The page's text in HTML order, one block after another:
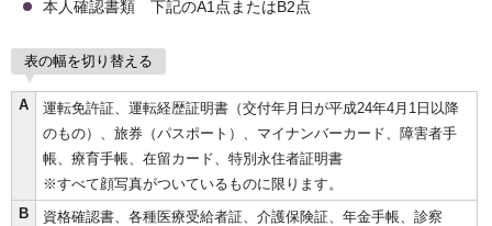
本人確認書類 下記のA1点またはB2点
表の幅を切り替える
A
運転免許証、運転経歴証明書（交付年月日が平成24年4月1日以降
のもの）、旅券（パスポート）、マイナンバーカード、障害者手
帳、療育手帳、在留カード、特別永住者証明書
※すべて顔写真がついているものに限ります。
B
資格確認書、各種医療受給者証、介護保険証、年金手帳、診察